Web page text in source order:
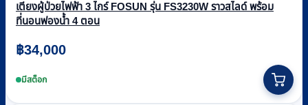
เตียงผู้ป่วยไฟฟ้า 3 ไกร์ FOSUN รุ่น FS3230W ราวสไลด์ พร้อม
ที่นอนฟองน้ำ 4 ตอน
฿34,000
มีสต็อก